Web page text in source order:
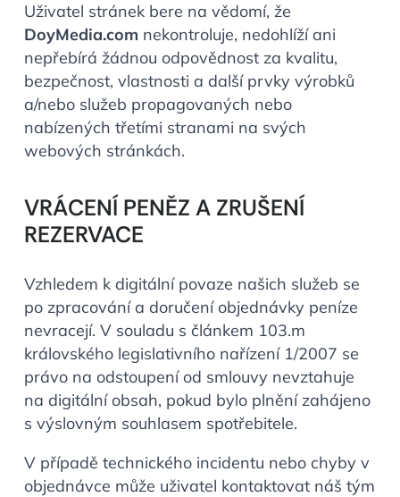
Uživatel stránek bere na vědomí, že
DoyMedia.com nekontroluje, nedohlíží ani
nepřebírá žádnou odpovědnost za kvalitu,
bezpečnost, vlastnosti a další prvky výrobků
a/nebo služeb propagovaných nebo
nabízených třetími stranami na svých
webových stránkách.
VRÁCENÍ PENĚZ A ZRUŠENÍ
REZERVACE
Vzhledem k digitální povaze našich služeb se
po zpracování a doručení objednávky peníze
nevracejí. V souladu s článkem 103.m
královského legislativního nařízení 1/2007 se
právo na odstoupení od smlouvy nevztahuje
na digitální obsah, pokud bylo plnění zahájeno
s výslovným souhlasem spotřebitele.
V případě technického incidentu nebo chyby v
objednávce může uživatel kontaktovat náš tým